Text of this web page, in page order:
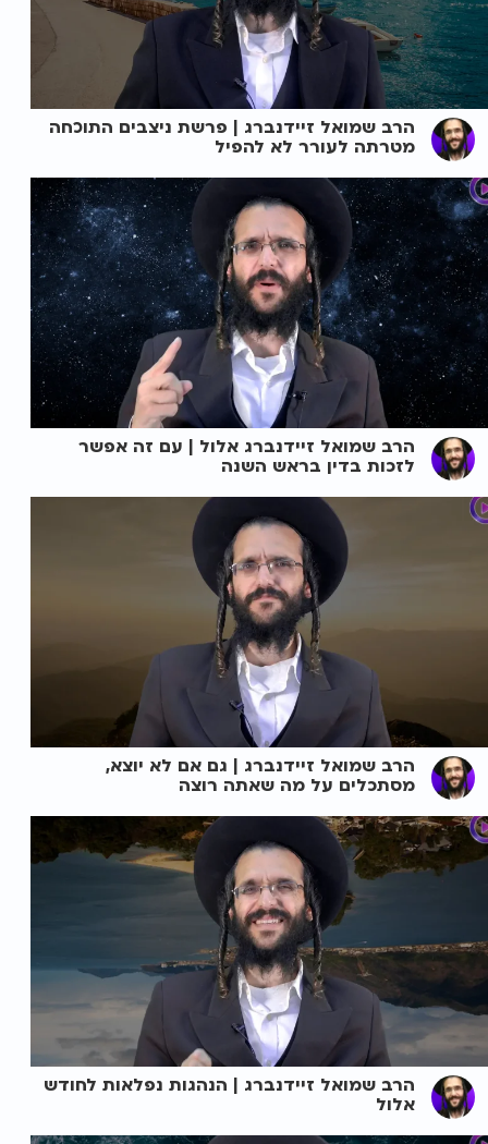
הרב שמואל זיידנברג | פרשת ניצבים התוכחה
מטרתה לעורר לא להפיל
הרב שמואל זיידנברג אלול | עם זה אפשר
לזכות בדין בראש השנה
הרב שמואל זיידנברג | גם אם לא יוצא,
מסתכלים על מה שאתה רוצה
הרב שמואל זיידנברג | הנהגות נפלאות לחודש
אלול